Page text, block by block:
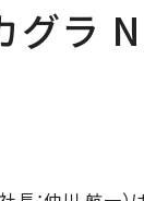
グラ